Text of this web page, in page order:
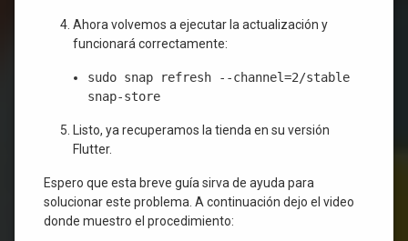
Ahora volvemos a ejecutar la actualización y
funcionará correctamente:
sudo snap refresh --channel=2/stable
snap-store
Listo, ya recuperamos la tienda en su versión
Flutter.
Espero que esta breve guía sirva de ayuda para
solucionar este problema. A continuación dejo el video
donde muestro el procedimiento: